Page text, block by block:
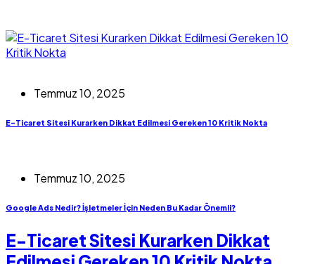
Temmuz 10, 2025
E-Ticaret Sitesi Kurarken Dikkat Edilmesi Gereken 10 Kritik Nokta
Temmuz 10, 2025
Google Ads Nedir? İşletmeler İçin Neden Bu Kadar Önemli?
E-Ticaret Sitesi Kurarken Dikkat